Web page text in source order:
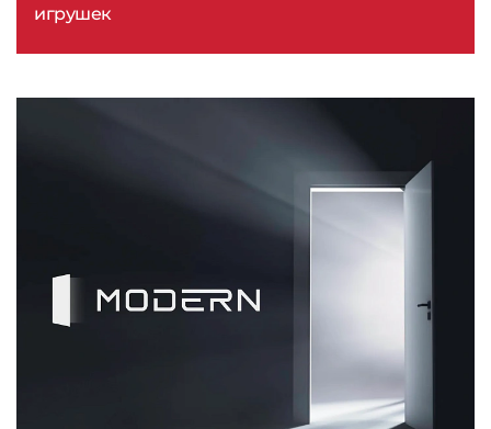
игрушек